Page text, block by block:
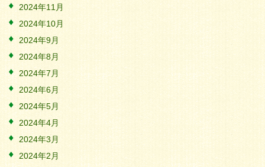
2024年11月
2024年10月
2024年9月
2024年8月
2024年7月
2024年6月
2024年5月
2024年4月
2024年3月
2024年2月